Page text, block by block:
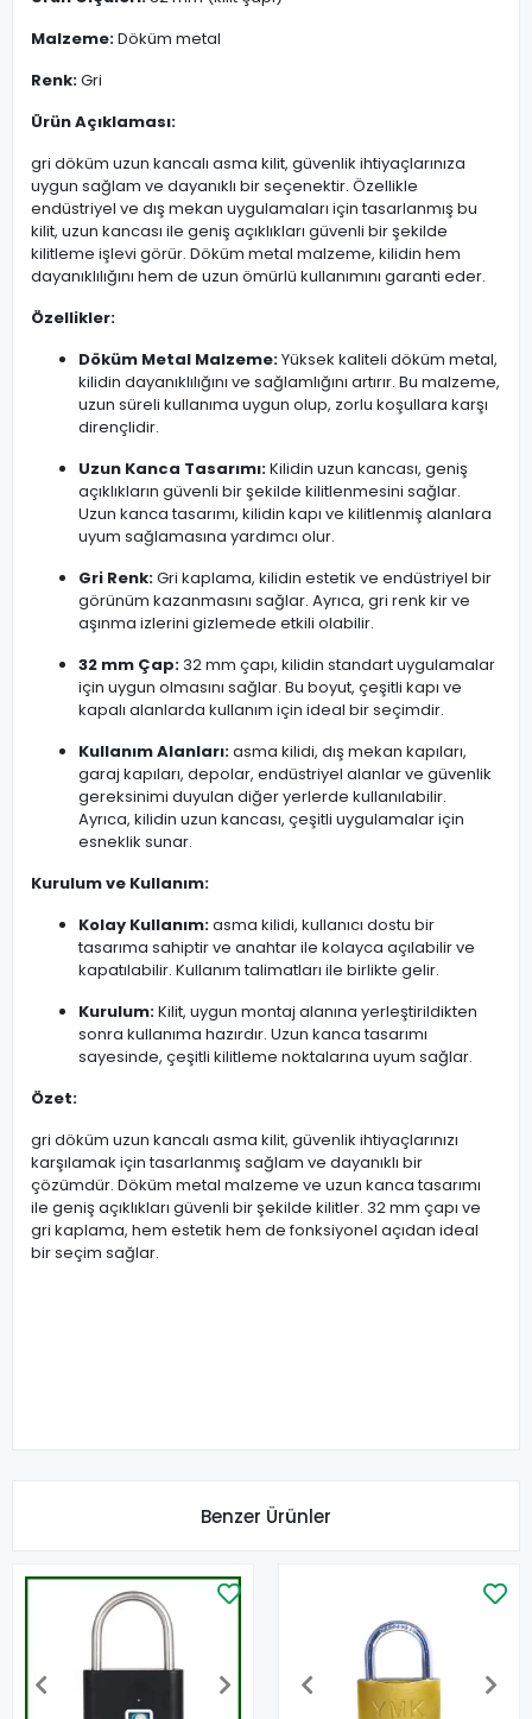
Malzeme:Döküm metal
Renk:Gri
Ürün Açıklaması:
gri döküm uzun kancalı asma kilit, güvenlik ihtiyaçlarınıza
uygun sağlam ve dayanıklı bir seçenektir. Özellikle
endüstriyel ve dış mekan uygulamaları için tasarlanmış bu
kilit, uzun kancası ile geniş açıklıkları güvenli bir şekilde
kilitleme işlevi görür. Döküm metal malzeme, kilidin hem
dayanıklılığını hem de uzun ömürlü kullanımını garanti eder.
Özellikler:
Döküm Metal Malzeme:Yüksek kaliteli döküm metal,
kilidin dayanıklılığını ve sağlamlığını artırır. Bu malzeme,
uzun süreli kullanıma uygun olup, zorlu koşullara karşı
dirençlidir.
Uzun Kanca Tasarımı:Kilidin uzun kancası, geniş
açıklıkların güvenli bir şekilde kilitlenmesini sağlar.
Uzun kanca tasarımı, kilidin kapı ve kilitlenmiş alanlara
uyum sağlamasına yardımcı olur.
Gri Renk:Gri kaplama, kilidin estetik ve endüstriyel bir
görünüm kazanmasını sağlar. Ayrıca, gri renk kir ve
aşınma izlerini gizlemede etkili olabilir.
32 mm Çap:32 mm çapı, kilidin standart uygulamalar
için uygun olmasını sağlar. Bu boyut, çeşitli kapı ve
kapalı alanlarda kullanım için ideal bir seçimdir.
Kullanım Alanları:asma kilidi, dış mekan kapıları,
garaj kapıları, depolar, endüstriyel alanlar ve güvenlik
gereksinimi duyulan diğer yerlerde kullanılabilir.
Ayrıca, kilidin uzun kancası, çeşitli uygulamalar için
esneklik sunar.
Kurulum ve Kullanım:
Kolay Kullanım:asma kilidi, kullanıcı dostu bir
tasarıma sahiptir ve anahtar ile kolayca açılabilir ve
kapatılabilir. Kullanım talimatları ile birlikte gelir.
Kurulum:Kilit, uygun montaj alanına yerleştirildikten
sonra kullanıma hazırdır. Uzun kanca tasarımı
sayesinde, çeşitli kilitleme noktalarına uyum sağlar.
Özet:
gri döküm uzun kancalı asma kilit, güvenlik ihtiyaçlarınızı
karşılamak için tasarlanmış sağlam ve dayanıklı bir
çözümdür. Döküm metal malzeme ve uzun kanca tasarımı
ile geniş açıklıkları güvenli bir şekilde kilitler. 32 mm çapı ve
gri kaplama, hem estetik hem de fonksiyonel açıdan ideal
bir seçim sağlar.
Benzer Ürünler